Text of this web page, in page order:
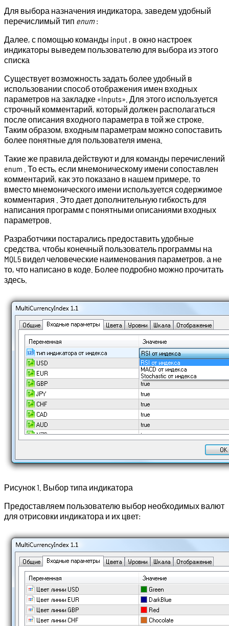
Для выбора назначения индикатора, заведем удобный
перечислимый тип enum:
Далее, с помощью команды input , в окно настроек
индикаторы выведем пользователю для выбора из этого
списка
Существует возможность задать более удобный в
использовании способ отображения имен входных
параметров на закладке «Inputs». Для этого используется
строчный комментарий, который должен располагаться
после описания входного параметра в той же строке.
Таким образом, входным параметрам можно сопоставить
более понятные для пользователя имена.
Такие же правила действуют и для команды перечислений
enum . То есть, если мнемоническому имени сопоставлен
комментарий, как это показано в нашем примере, то
вместо мнемонического имени используется содержимое
комментария . Это дает дополнительную гибкость для
написания программ с понятными описаниями входных
параметров.
Разработчики постарались предоставить удобные
средства, чтобы конечный пользователь программы на
MQL5 видел человеческие наименования параметров, а не
то, что написано в коде. Более подробно можно прочитать
здесь.
Рисунок 1. Выбор типа индикатора
Предоставляем пользователю выбор необходимых валют
для отрисовки индикатора и их цвет: